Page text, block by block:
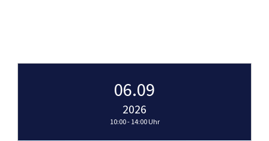
06.09
2026
10:00 - 14:00 Uhr